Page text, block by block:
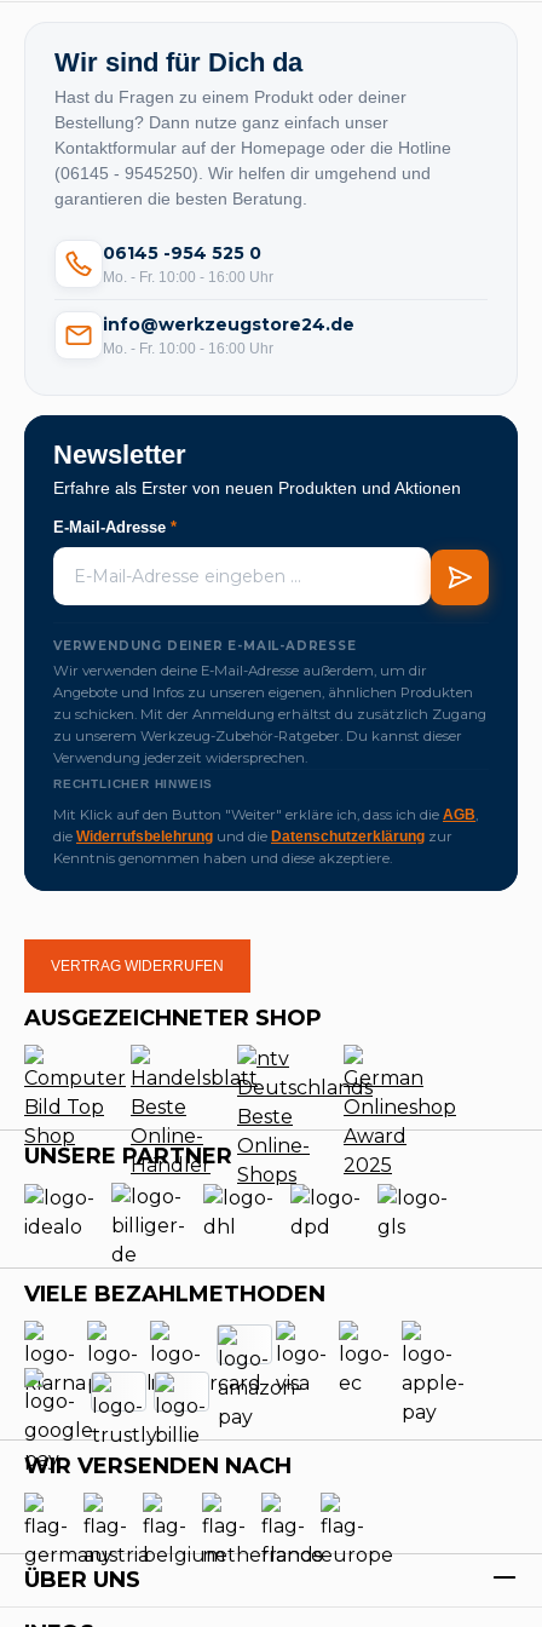
Wir sind für Dich da
Hast du Fragen zu einem Produkt oder deiner
Bestellung? Dann nutze ganz einfach unser
Kontaktformular auf der Homepage oder die Hotline
(06145 - 9545250). Wir helfen dir umgehend und
garantieren die besten Beratung.
06145 -954 525 0
Mo. - Fr. 10:00 - 16:00 Uhr
info@werkzeugstore24.de
Mo. - Fr. 10:00 - 16:00 Uhr
Newsletter
Erfahre als Erster von neuen Produkten und Aktionen
E-Mail-Adresse *
VERWENDUNG DEINER E-MAIL-ADRESSE
Wir verwenden deine E-Mail-Adresse außerdem, um dir
Angebote und Infos zu unseren eigenen, ähnlichen Produkten
zu schicken. Mit der Anmeldung erhältst du zusätzlich Zugang
zu unserem Werkzeug-Zubehör-Ratgeber. Du kannst dieser
Verwendung jederzeit widersprechen.
RECHTLICHER HINWEIS
Mit Klick auf den Button "Weiter" erkläre ich, dass ich die AGB,
die Widerrufsbelehrung und die Datenschutzerklärung zur
Kenntnis genommen haben und diese akzeptiere.
VERTRAG WIDERRUFEN
AUSGEZEICHNETER SHOP
UNSERE PARTNER
VIELE BEZAHLMETHODEN
WIR VERSENDEN NACH
ÜBER UNS